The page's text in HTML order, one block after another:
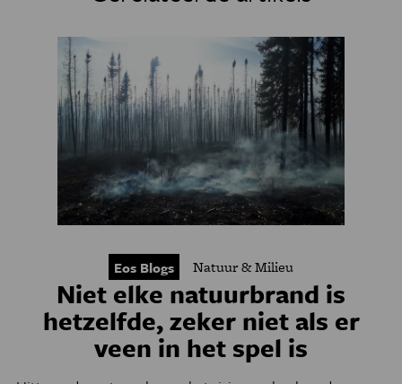
Eos Blogs Natuur & Milieu
Niet elke natuurbrand is
hetzelfde, zeker niet als er
veen in het spel is